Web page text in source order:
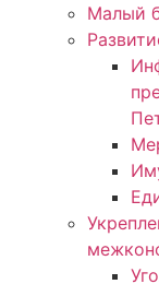
Малый